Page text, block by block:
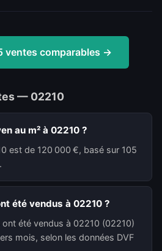
ventes comparables →
— 02210
au m² à 02210 ?
est de 120 000 €, basé sur 105
été vendus à 02210 ?
été vendus à 02210 (02210)
mois, selon les données DVF